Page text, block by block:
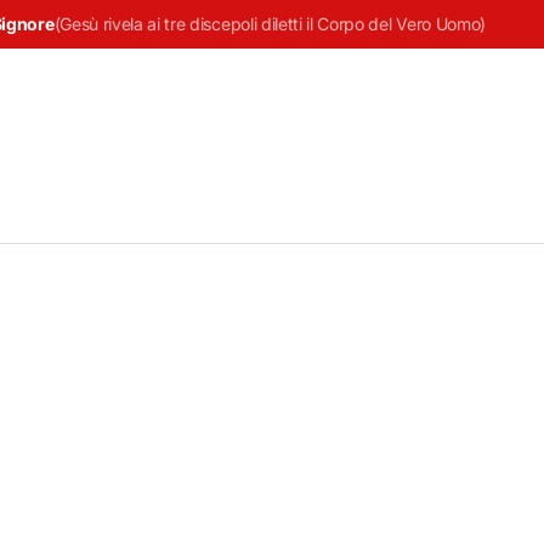
(Gesù rivela ai tre discepoli diletti il Corpo del Vero Uomo)